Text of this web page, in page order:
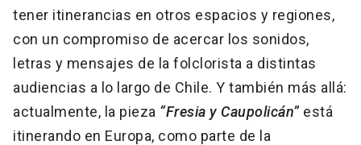
tener itinerancias en otros espacios y regiones,
con un compromiso de acercar los sonidos,
letras y mensajes de la folclorista a distintas
audiencias a lo largo de Chile. Y también más allá:
actualmente, la pieza “Fresia y Caupolicán”está
itinerando en Europa, como parte de la